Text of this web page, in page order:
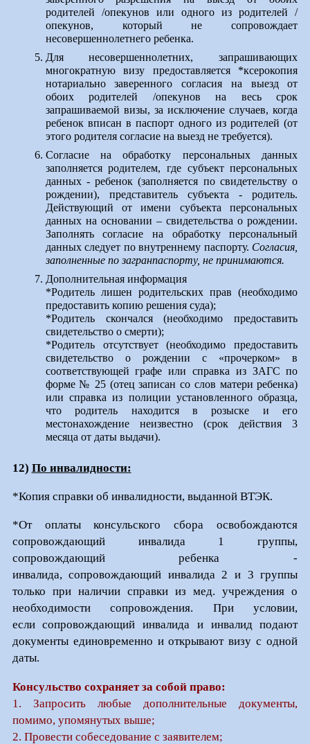
родителей /опекунов или одного из родителей /
опекунов, который не сопровождает
несовершеннолетнего ребенка.
Для несовершеннолетних, запрашивающих
многократную визу предоставляется *ксерокопия
нотариально заверенного согласия на выезд от
обоих родителей /опекунов на весь срок
запрашиваемой визы, за исключение случаев, когда
ребенок вписан в паспорт одного из родителей (от
этого родителя согласие на выезд не требуется).
Согласие на обработку персональных данных
заполняется родителем, где субъект персональных
данных - ребенок (заполняется по свидетельству о
рождении), представитель субъекта - родитель.
Действующий от имени субъекта персональных
данных на основании – свидетельства о рождении.
Заполнять согласие на обработку персональный
данных следует по внутреннему паспорту. Согласия,
заполненные по загранпаспорту, не принимаются.
Дополнительная информация
*Родитель лишен родительских прав (необходимо
предоставить копию решения суда);
*Родитель скончался (необходимо предоставить
свидетельство о смерти);
*Родитель отсутствует (необходимо предоставить
свидетельство о рождении с «прочерком» в
соответствующей графе или справка из ЗАГС по
форме № 25 (отец записан со слов матери ребенка)
или справка из полиции установленного образца,
что родитель находится в розыске и его
местонахождение неизвестно (срок действия 3
месяца от даты выдачи).
12) По инвалидности:
*Копия справки об инвалидности, выданной ВТЭК.
*От оплаты консульского сбора освобождаются
сопровождающий инвалида 1 группы,
сопровождающий ребенка -
инвалида, сопровождающий инвалида 2 и 3 группы
только при наличии справки из мед. учреждения о
необходимости сопровождения. При условии,
если сопровождающий инвалида и инвалид подают
документы единовременно и открывают визу с одной
даты.
Консульство сохраняет за собой право:
1. Запросить любые дополнительные документы,
помимо, упомянутых выше;
2. Провести собеседование с заявителем;